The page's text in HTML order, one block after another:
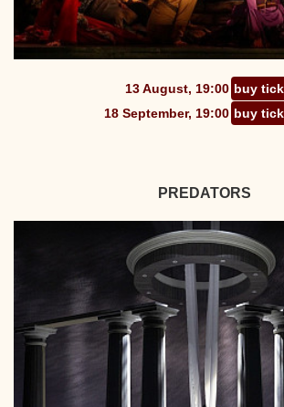
13 August, 19:00 buy
18 September, 19:00 buy
PREDATORS